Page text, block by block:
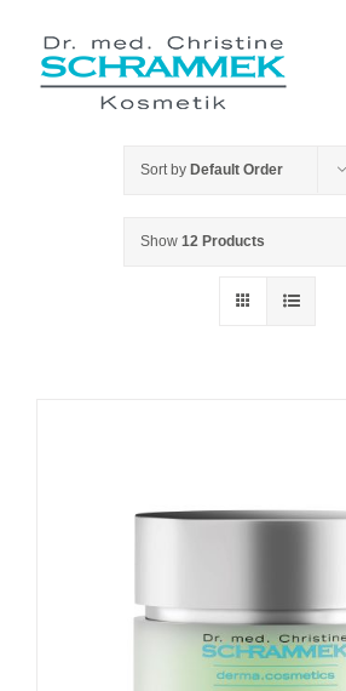
content
Sort by Default Order
Show 12 Products